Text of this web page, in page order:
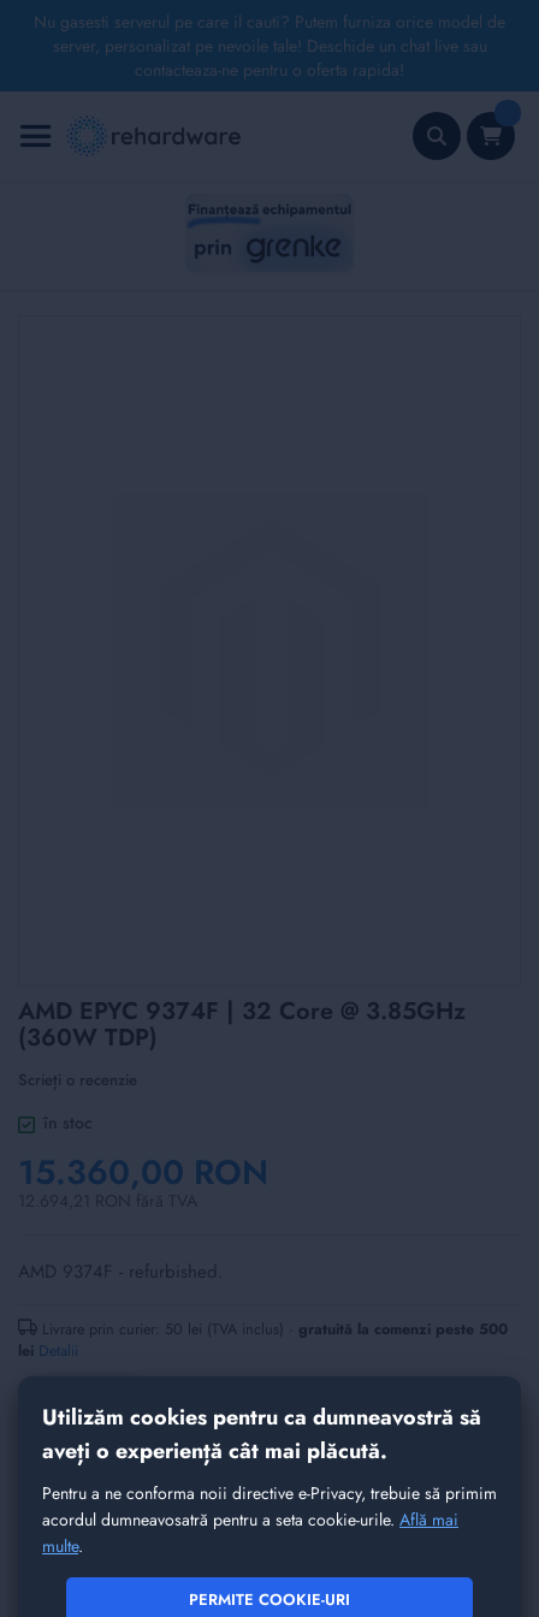
Utilizăm cookies pentru ca dumneavostră să
aveți o experiență cât mai plăcută.
Pentru a ne conforma noii directive e-Privacy, trebuie să primim
acordul dumneavosatră pentru a seta cookie-urile. Află mai
multe.
PERMITE COOKIE-URI
Nu gasesti serverul pe care il cauti? Putem furniza orice model de
server, personalizat pe nevoile tale! Deschide un chat live sau
contacteaza-ne pentru o oferta rapida!
la
Conținut
to
the
beginning
of
the
images
gallery
AMD EPYC 9374F | 32 Core @ 3.85GHz
(360W TDP)
Scrieți o recenzie
în stoc
15.360,00 RON
AMD 9374F - refurbished.
Livrare prin curier: 50 lei (TVA inclus) · gratuită la comenzi peste 500
lei Detalii
Cantitate
ADĂUGAȚI IN COȘ
LISTA DE DORINȚE